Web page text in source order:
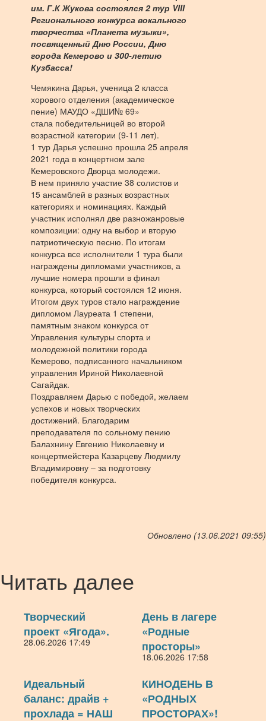
им. Г.К Жукова состоялся 2 тур VIII
Регионального конкурса вокального
творчества «Планета музыки»,
посвященный Дню России, Дню
города Кемерово и 300-летию
Кузбасса!
Чемякина Дарья, ученица 2 класса
хорового отделения (академическое
пение) МАУДО «ДШИ№ 69»
стала победительницей во второй
возрастной категории (9-11 лет).
1 тур Дарья успешно прошла 25 апреля
2021 года в концертном зале
Кемеровского Дворца молодежи.
В нем приняло участие 38 солистов и
15 ансамблей в разных возрастных
категориях и номинациях. Каждый
участник исполнял две разножанровые
композиции: одну на выбор и вторую
патриотическую песню. По итогам
конкурса все исполнители 1 тура были
награждены дипломами участников, а
лучшие номера прошли в финал
конкурса, который состоялся 12 июня.
Итогом двух туров стало награждение
дипломом Лауреата 1 степени,
памятным знаком конкурса от
Управления культуры спорта и
молодежной политики города
Кемерово, подписанного начальником
управления Ириной Николаевной
Сагайдак.
Поздравляем Дарью с победой, желаем
успехов и новых творческих
достижений. Благодарим
преподавателя по сольному пению
Балахнину Евгению Николаевну и
концертмейстера Казарцеву Людмилу
Владимировну – за подготовку
победителя конкурса.
Обновлено (13.06.2021 09:55)
Читать далее
Творческий
проект «Ягода».
28.06.2026 17:49
День в лагере
«Родные
просторы»
18.06.2026 17:58
Идеальный
баланс: драйв +
прохлада = НАШ
КИНОДЕНЬ В
«РОДНЫХ
ПРОСТОРАХ»!